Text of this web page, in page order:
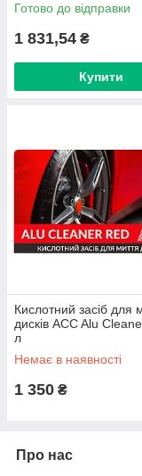
Готово до відправки
1 831,54 ₴
Купити
Кислотний засіб для
дисків ACC Alu
л
Немає в наявності
1 350 ₴
Про нас